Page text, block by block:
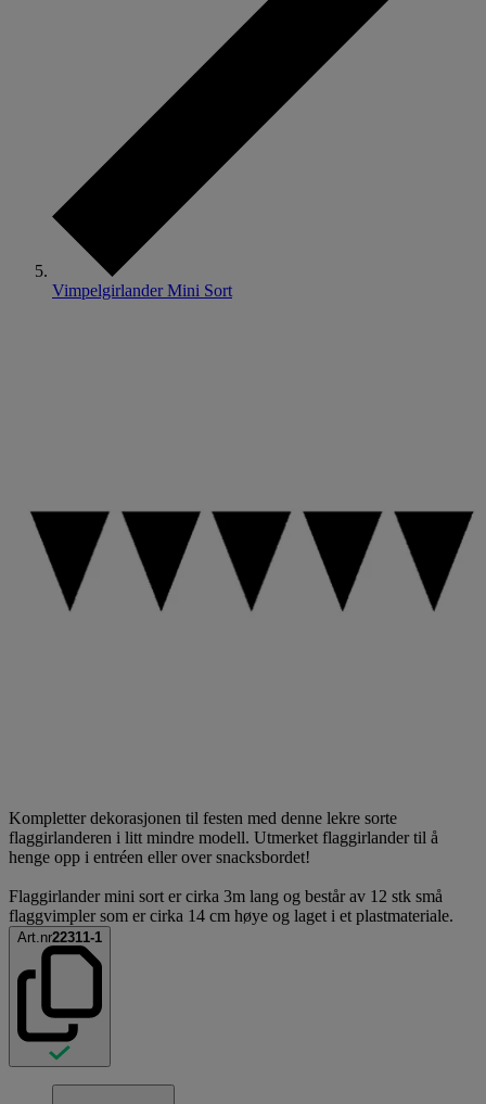
Vimpelgirlander Mini Sort
Kompletter dekorasjonen til festen med denne lekre sorte
flaggirlanderen i litt mindre modell. Utmerket flaggirlander til å
henge opp i entréen eller over snacksbordet!
Flaggirlander mini sort er cirka 3m lang og består av 12 stk små
flaggvimpler som er cirka 14 cm høye og laget i et plastmateriale.
Art.nr22311-1